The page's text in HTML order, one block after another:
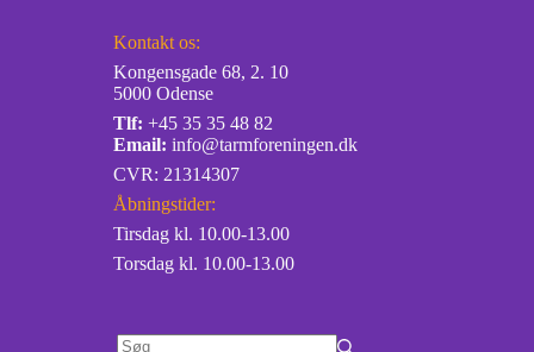
Kontakt os:
Kongensgade 68, 2. 10
5000 Odense
Tlf: +45 35 35 48 82
Email: info@tarmforeningen.dk
CVR: 21314307
Åbningstider:
Tirsdag kl. 10.00-13.00
Torsdag kl. 10.00-13.00